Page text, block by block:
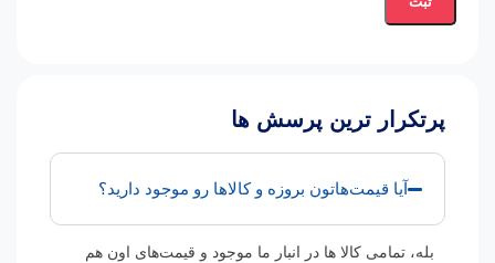
پرتکرار ترین پرسش ها
آیا قیمت‌هاتون بروزه و کالاها رو موجود دارید؟
بله، تمامی کالا ها در انبار ما موجود و قیمت‌های اون هم